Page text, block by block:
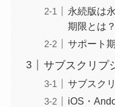
永続版は
期限とは？
サポート
サブスクリプ
サブスク
iOS・